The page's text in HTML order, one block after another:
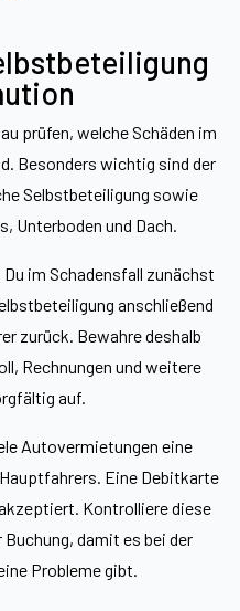
prüfen, welche Schäden im
Besonders wichtig sind der
Selbstbeteiligung sowie
Unterboden und Dach.
im Schadensfall zunächst
anschließend
zurück. Bewahre deshalb
Rechnungen und weitere
auf.
Autovermietungen eine
Eine Debitkarte
Kontrolliere diese
damit es bei der
Probleme gibt.